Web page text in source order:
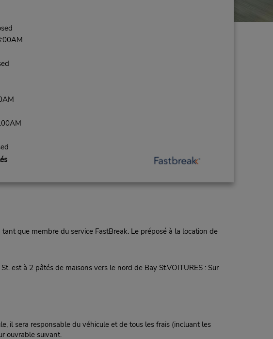
que membre du service FastBreak. Le préposé à la location de
est à 2 pâtés de maisons vers le nord de Bay St.VOITURES : Sur
il sera responsable du véhicule et de tous les frais (incluant les
ouvrable suivant.